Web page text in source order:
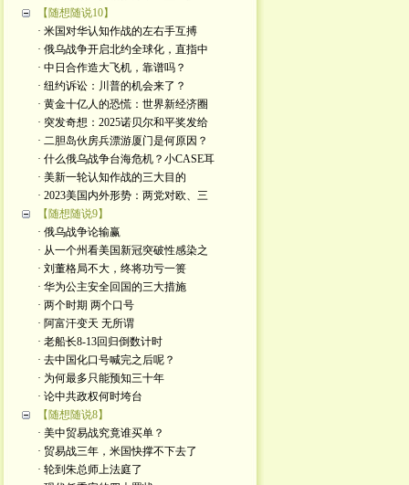
【随想随说10】
· 米国对华认知作战的左右手互搏
· 俄乌战争开启北约全球化，直指中
· 中日合作造大飞机，靠谱吗？
· 纽约诉讼：川普的机会来了？
· 黄金十亿人的恐慌：世界新经济圈
· 突发奇想：2025诺贝尔和平奖发给
· 二胆岛伙房兵漂游厦门是何原因？
· 什么俄乌战争台海危机？小CASE耳
· 美新一轮认知作战的三大目的
· 2023美国内外形势：两党对欧、三
【随想随说9】
· 俄乌战争论输赢
· 从一个州看美国新冠突破性感染之
· 刘董格局不大，终将功亏一篑
· 华为公主安全回国的三大措施
· 两个时期 两个口号
· 阿富汗变天 无所谓
· 老船长8-13回归倒数计时
· 去中国化口号喊完之后呢？
· 为何最多只能预知三十年
· 论中共政权何时垮台
【随想随说8】
· 美中贸易战究竟谁买单？
· 贸易战三年，米国快撑不下去了
· 轮到朱总师上法庭了